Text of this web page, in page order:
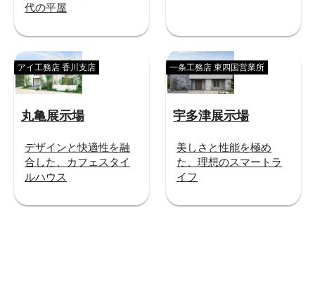
代の平屋
丸亀展示場
アイ工務店 香川支店
デザインと快適性を融
合した、カフェスタイ
ルハウス
宇多津展示場
一条工務店 東四国営業所
美しさと性能を極め
た、理想のスマートラ
イフ